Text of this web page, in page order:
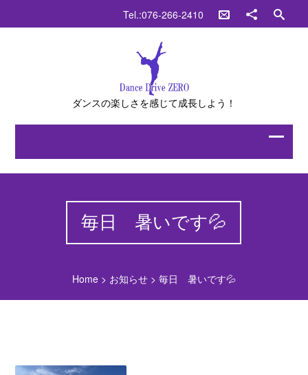
Tel.:076-266-2410
ダンスの楽しさを感じて成長しよう！
毎日 暑いです💦
Home> お知らせ> 毎日 暑いです💦